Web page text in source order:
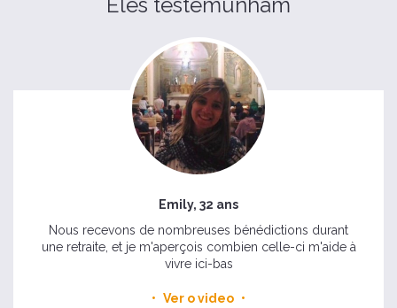
Emily, 32 ans
Nous recevons de nombreuses bénédictions durant
une retraite, et je m'aperçois combien celle-ci m'aide à
vivre ici-bas
Ver o video